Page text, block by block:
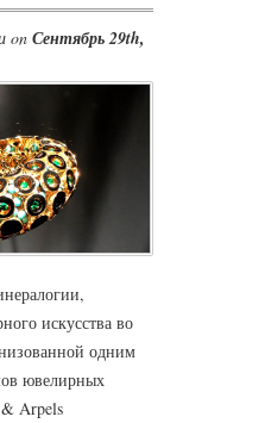
on Сентябрь 29th,
искусства во
одним
ювелирных
Arpels